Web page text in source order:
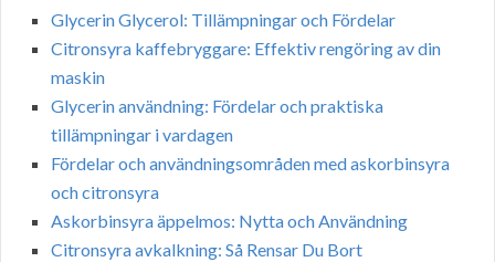
Glycerin Glycerol: Tillämpningar och Fördelar
Citronsyra kaffebryggare: Effektiv rengöring av din
maskin
Glycerin användning: Fördelar och praktiska
tillämpningar i vardagen
Fördelar och användningsområden med askorbinsyra
och citronsyra
Askorbinsyra äppelmos: Nytta och Användning
Citronsyra avkalkning: Så Rensar Du Bort